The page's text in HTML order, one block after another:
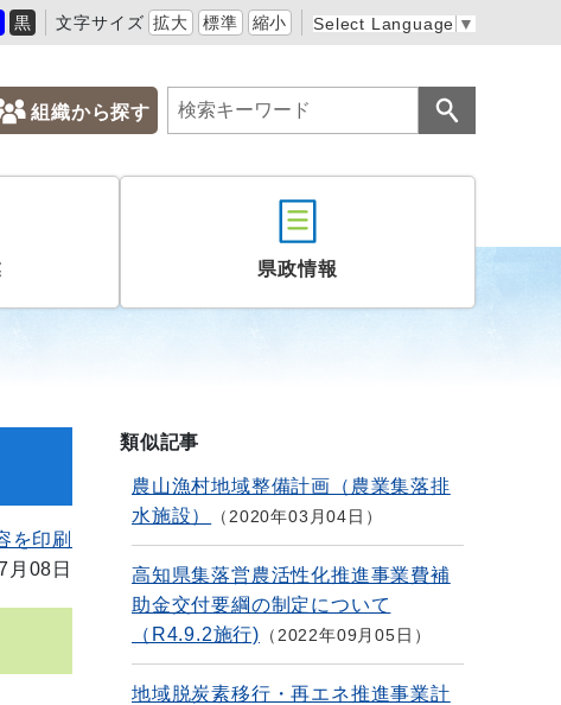
黒 文字サイズ 拡大 標準 縮小 Select Language ▼
組織から探す
県政情報
を印刷
月08日
類似記事
農山漁村地域整備計画（農業集落排
水施設）
2020年03月04日
高知県集落営農活性化推進事業費補
助金交付要綱の制定について
（R4.9.2施行)
2022年09月05日
地域脱炭素移行・再エネ推進事業計